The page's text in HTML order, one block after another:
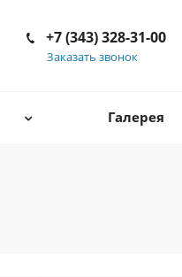
+7 (343) 328-31-00
Заказать звонок
Галерея